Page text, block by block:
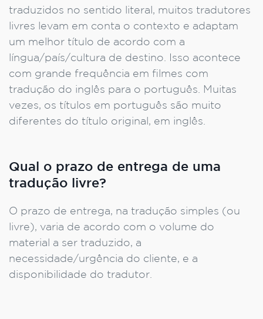
traduzidos no sentido literal, muitos tradutores
livres levam em conta o contexto e adaptam
um melhor título de acordo com a
língua/país/cultura de destino. Isso acontece
com grande frequência em filmes com
tradução do inglês para o português. Muitas
vezes, os títulos em português são muito
diferentes do título original, em inglês.
Qual o prazo de entrega de uma
tradução livre?
O prazo de entrega, na tradução simples (ou
livre), varia de acordo com o volume do
material a ser traduzido, a
necessidade/urgência do cliente, e a
disponibilidade do tradutor.